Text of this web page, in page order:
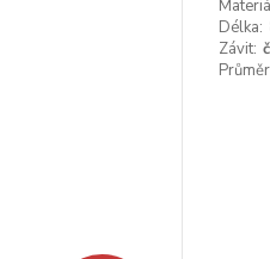
Délka:
Závit: